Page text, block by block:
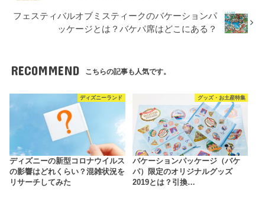
フェスティバルオブミスティークのバケーションパ
ッケージとは？バケパ席はどこにある？
RECOMMEND こちらの記事も人気です。
ディズニーランド
ディズニーの新型コロナウイルス
の影響はどれくらい？混雑状況を
リサーチしてみた
グッズ・お土産特集
バケーションパッケージ（バケ
パ）限定のオリジナルグッズ
2019とは？引換…